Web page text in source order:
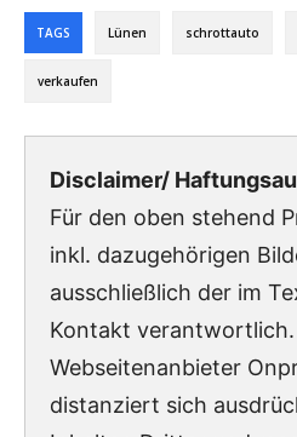
TAGS Lünen schrottauto
verkaufen
Disclaimer/
Für den oben stehend
inkl. dazugehörigen
ausschließlich der im
Kontakt verantwortlich.
Webseitenanbieter
distanziert sich